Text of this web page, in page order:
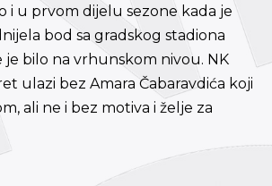
i u prvom dijelu sezone kada je
bod sa gradskog stadiona
je bilo na vrhunskom nivou. NK
ulazi bez Amara Čabaravdića koji
ali ne i bez motiva i želje za